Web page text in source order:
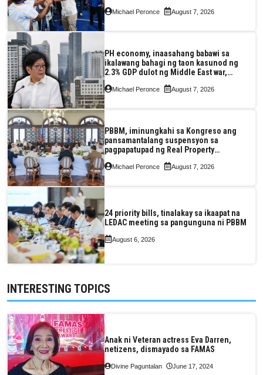
Michael Peronce August 7, 2026
PH economy, inaasahang babawi sa
ikalawang bahagi ng taon kasunod ng
2.3% GDP dulot ng Middle East war,
pagkaantala ng public construction
Michael Peronce August 7, 2026
PBBM, iminungkahi sa Kongreso ang
pansamantalang suspensyon sa
pagpapatupad ng Real Property
Valuation and Assessment Reform Act
Michael Peronce August 7, 2026
24 priority bills, tinalakay sa ikaapat na
LEDAC meeting sa pangunguna ni PBBM
August 6, 2026
INTERESTING TOPICS
Anak ni Veteran actress Eva Darren,
netizens, dismayado sa FAMAS
Divine Paguntalan June 17, 2024